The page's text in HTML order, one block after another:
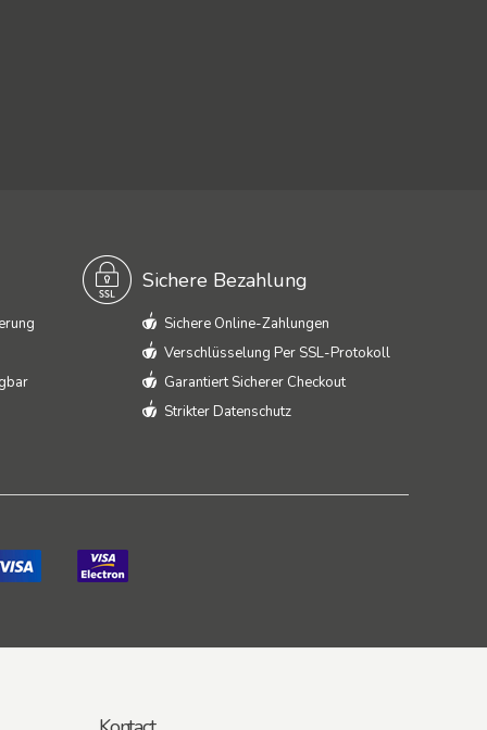
Sichere Bezahlung
Sichere Online-Zahlungen
Verschlüsselung Per SSL-Protokoll
Garantiert Sicherer Checkout
Strikter Datenschutz